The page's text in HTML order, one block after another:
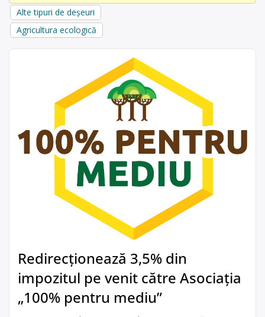
Alte tipuri de deșeuri
Agricultura ecologică
Redirecționează 3,5% din
impozitul pe venit către Asociația
„100% pentru mediu”